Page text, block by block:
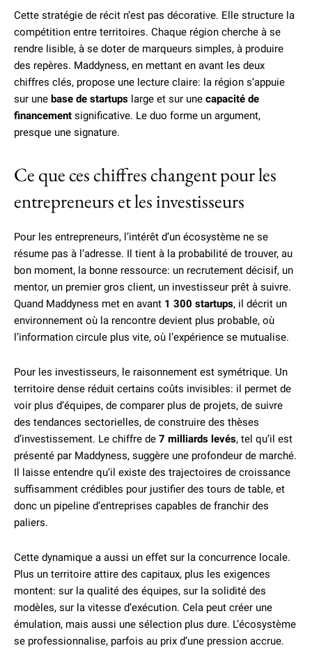
Cette stratégie de récit n’est pas décorative. Elle structure la
compétition entre territoires. Chaque région cherche à se
rendre lisible, à se doter de marqueurs simples, à produire
des repères. Maddyness, en mettant en avant les deux
chiffres clés, propose une lecture claire: la région s’appuie
sur une base de startups large et sur une capacité de
financement significative. Le duo forme un argument,
presque une signature.
Ce que ces chiffres changent pour les
entrepreneurs et les investisseurs
Pour les entrepreneurs, l’intérêt d’un écosystème ne se
résume pas à l’adresse. Il tient à la probabilité de trouver, au
bon moment, la bonne ressource: un recrutement décisif, un
mentor, un premier gros client, un investisseur prêt à suivre.
Quand Maddyness met en avant 1 300 startups, il décrit un
environnement où la rencontre devient plus probable, où
l’information circule plus vite, où l’expérience se mutualise.
Pour les investisseurs, le raisonnement est symétrique. Un
territoire dense réduit certains coûts invisibles: il permet de
voir plus d’équipes, de comparer plus de projets, de suivre
des tendances sectorielles, de construire des thèses
d’investissement. Le chiffre de 7 milliards levés, tel qu’il est
présenté par Maddyness, suggère une profondeur de marché.
Il laisse entendre qu’il existe des trajectoires de croissance
suffisamment crédibles pour justifier des tours de table, et
donc un pipeline d’entreprises capables de franchir des
paliers.
Cette dynamique a aussi un effet sur la concurrence locale.
Plus un territoire attire des capitaux, plus les exigences
montent: sur la qualité des équipes, sur la solidité des
modèles, sur la vitesse d’exécution. Cela peut créer une
émulation, mais aussi une sélection plus dure. L’écosystème
se professionnalise, parfois au prix d’une pression accrue.